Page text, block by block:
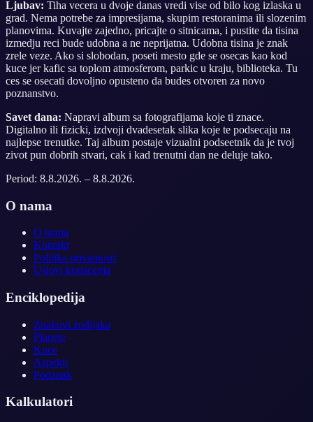
Ljubav: Tiha vecera u dvoje danas vredi vise od bilo kog izlaska u
grad. Nema potrebe za impresijama, skupim restoranima ili slozenim
planovima. Kuvajte zajedno, pricajte o sitnicama, i pustite da tisina
izmedju reci bude udobna a ne neprijatna. Udobna tisina je znak
zrele veze. Ako si slobodan, poseti mesto gde se osecas kao kod
kuce jer kafic sa toplom atmosferom, parkic u kraju, biblioteka. Tu
ces se osecati dovoljno opusteno da budes otvoren za novo
poznanstvo.
Savet dana: Napravi album sa fotografijama koje ti znace.
Digitalno ili fizicki, izdvoji dvadesetak slika koje te podsecaju na
najlepse trenutke. Taj album postaje vizualni podseetnik da je tvoj
zivot pun dobrih stvari, cak i kad trenutni dan ne deluje tako.
Period: 8.8.2026. – 8.8.2026.
O nama
O nama
Kontakt
Politika privatnosti
Uslovi koriscenja
Enciklopedija
Znakovi zodijaka
Planete
Kuce
Aspekti
Podznak
Kalkulatori